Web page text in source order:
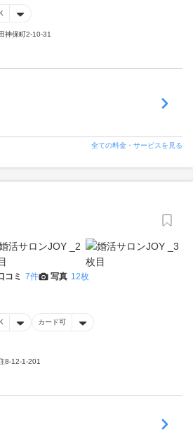
神保町2-10-31
全ての料金・サービスを見る
コミ 7件 写真 12枚
カード可
8-12-1-201